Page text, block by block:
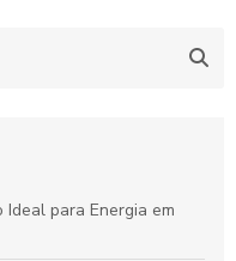
para Energia em